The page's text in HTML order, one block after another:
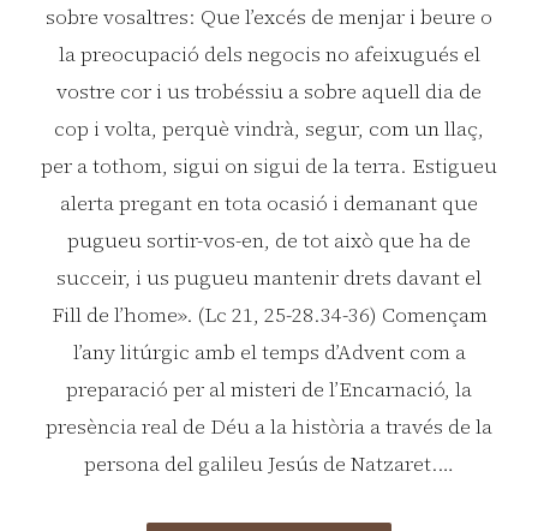
sobre vosaltres: Que l’excés de menjar i beure o
la preocupació dels negocis no afeixugués el
vostre cor i us trobéssiu a sobre aquell dia de
cop i volta, perquè vindrà, segur, com un llaç,
per a tothom, sigui on sigui de la terra. Estigueu
alerta pregant en tota ocasió i demanant que
pugueu sortir-vos-en, de tot això que ha de
succeir, i us pugueu mantenir drets davant el
Fill de l’home». (Lc 21, 25-28.34-36) Començam
l’any litúrgic amb el temps d’Advent com a
preparació per al misteri de l’Encarnació, la
presència real de Déu a la història a través de la
persona del galileu Jesús de Natzaret.…